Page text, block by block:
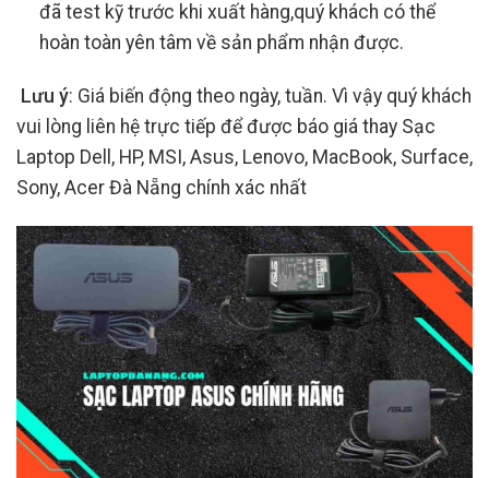
đã test kỹ trước khi xuất hàng,quý khách có thể
hoàn toàn yên tâm về sản phẩm nhận được.
Lưu ý: Giá biến động theo ngày, tuần. Vì vậy quý khách
vui lòng liên hệ trực tiếp để được báo giá thay Sạc
Laptop Dell, HP, MSI, Asus, Lenovo, MacBook, Surface,
Sony, Acer Đà Nẵng chính xác nhất